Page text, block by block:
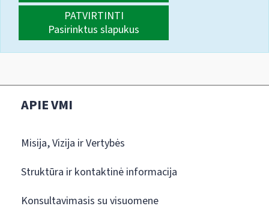
PATVIRTINTI
Pasirinktus slapukus
APIE VMI
Misija, Vizija ir Vertybės
Struktūra ir kontaktinė informacija
Konsultavimasis su visuomene